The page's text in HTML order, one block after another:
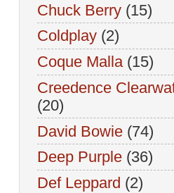
Chuck Berry (15)
Coldplay (2)
Coque Malla (15)
Creedence
(20)
David Bowie (74)
Deep Purple (36)
Def Leppard (2)